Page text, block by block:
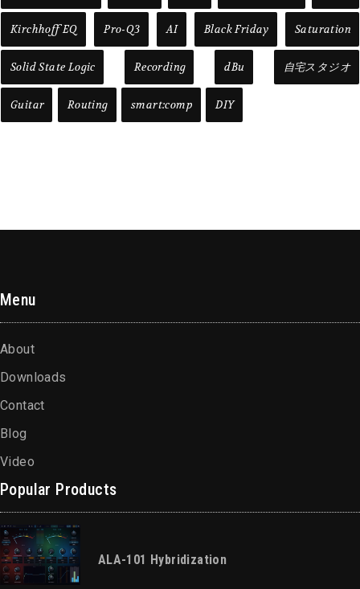
Kirchhoff EQ Pro-Q3 AI Black Friday Saturation
Solid State Logic Recording dBu 自宅スタジオ
Guitar Routing smart:comp DIY
Menu
About
Downloads
Contact
Blog
Video
Popular Products
ALA-101 Hybridization